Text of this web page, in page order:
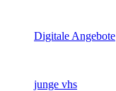
Digitale Angebote
junge vhs